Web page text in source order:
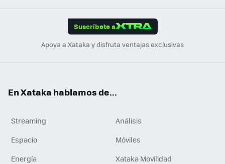
Suscríbete a
Apoya a Xataka y disfruta ventajas exclusivas
En Xataka hablamos de...
Streaming
Análisis
Espacio
Móviles
Energía
Xataka Movilidad